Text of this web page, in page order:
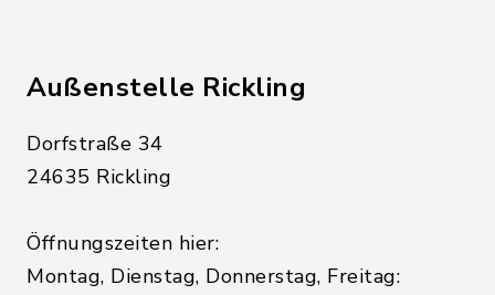
Außenstelle Rickling
Dorfstraße 34
24635 Rickling
Öffnungszeiten hier:
Montag, Dienstag, Donnerstag, Freitag: